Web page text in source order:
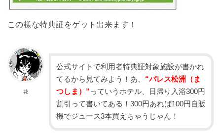
この様な特典証をゲット出来ます！
花
公式サイトで利用者特典証対象施設が書かれ
てるから見てみよう！あ、 “パレス松洲（ま
つしま）”っていうホテル、日帰り入浴300円
割引って書いてある！300円あれば100円自販
機でジュース3本買えちゃうじゃん！